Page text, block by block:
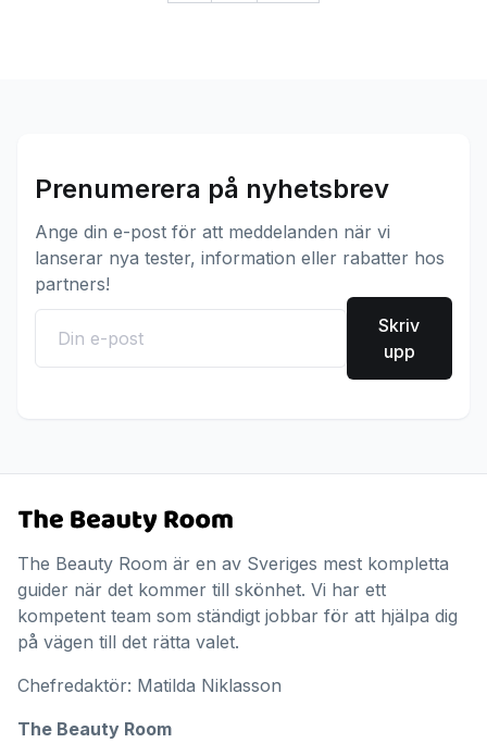
Prenumerera på nyhetsbrev
Ange din e-post för att meddelanden när vi
lanserar nya tester, information eller rabatter hos
partners!
Skriv
upp
The Beauty Room är en av Sveriges mest kompletta
guider när det kommer till skönhet. Vi har ett
kompetent team som ständigt jobbar för att hjälpa dig
på vägen till det rätta valet.
Chefredaktör: Matilda Niklasson
The Beauty Room